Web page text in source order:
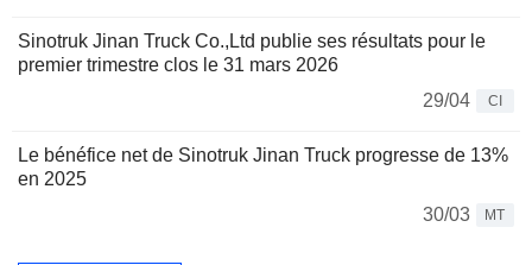
Sinotruk Jinan Truck Co.,Ltd publie ses résultats pour le
premier trimestre clos le 31 mars 2026
29/04
CI
Le bénéfice net de Sinotruk Jinan Truck progresse de 13%
en 2025
30/03
MT